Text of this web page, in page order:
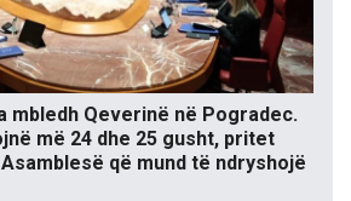
mbledh Qeverinë në Pogradec.
më 24 dhe 25 gusht, pritet
që mund të ndryshojë